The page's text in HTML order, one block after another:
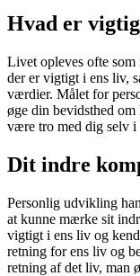
Hvad er
Livet opleves ofte
der er vigtigt i ens liv,
værdier. Målet for
øge din bevidsthed
være tro med dig selv i
Dit indre
Personlig udvikling
at kunne mærke sit
vigtigt i ens liv og
retning for ens liv og
retning af det liv, man